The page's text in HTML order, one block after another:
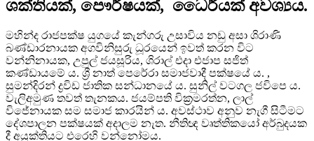
ශක්තියක්, පෞර්ෂයක්, ධෛර්යක් අවශ්‍යය.
මහින්ද රාජපක්ෂ යුගයේ කැන්ගරු උසාවිය නඩු අසා ශිරාණි
බණ්ඩාරනායක අගවිනිසුරු ධූරයෙන් ඉවත් කරන විට
වන්නිනායක, උපුල් ජයසූරිය, ශිරාල් එදා එජාප සජිත්
කණ්ඩායමේ ය. ශ්‍රී නාත් පෙරේරා සමාජවාදී පක්ෂයේ ය. ,
සුමන්දිරන් ද්‍රවිඩ ජාතික සන්ධානයේ ය. සුනිල් වටගල ජවිපෙ ය.
වැලිඅමුණ තවත් තැනකය. ජයම්පති වික්‍රමරත්න, ලාල්
විජේනායක සම සමාජ කාරයින් ය. අවස්ථාව අනුව නැගී සිටීමට
දේශපාලන පක්ෂයක් අදාලම නැත. නීතිඥ වෘත්තිකයෝ අර්බුදයක
දී අයුක්තියට එරෙහි වන්නෝමය.